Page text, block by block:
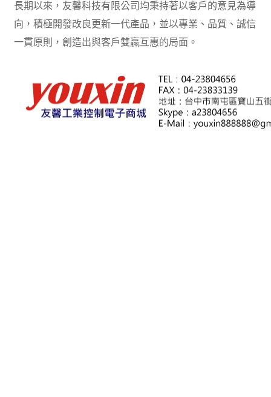
長期以來，友馨科技有限公司均秉持著以客戶的意見為導
向，積極開發改良更新一代產品，並以專業、品質、誠信
一貫原則，創造出與客戶雙贏互惠的局面。